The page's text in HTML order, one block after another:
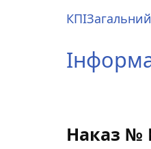
menu
КПІЗагальний
Наказ №